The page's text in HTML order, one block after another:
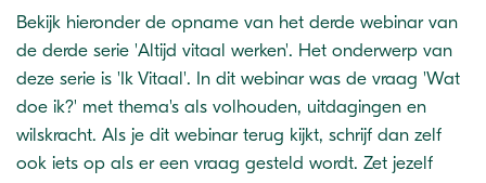
Bekijk hieronder de opname van het derde webinar van
de derde serie 'Altijd vitaal werken'. Het onderwerp van
deze serie is 'Ik Vitaal'. In dit webinar was de vraag 'Wat
doe ik?' met thema's als volhouden, uitdagingen en
wilskracht. Als je dit webinar terug kijkt, schrijf dan zelf
ook iets op als er een vraag gesteld wordt. Zet jezelf